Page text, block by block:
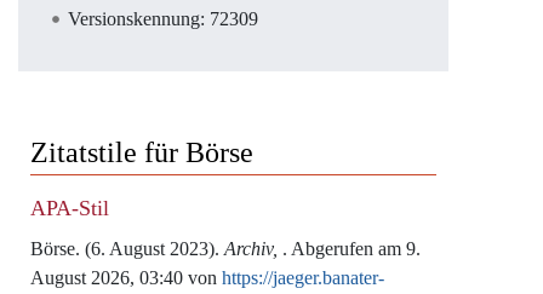
Versionskennung: 72309
Zitatstile für Börse
APA-Stil
Börse. (6. August 2023). Archiv, . Abgerufen am 9.
August 2026, 03:40 von https://jaeger.banater-